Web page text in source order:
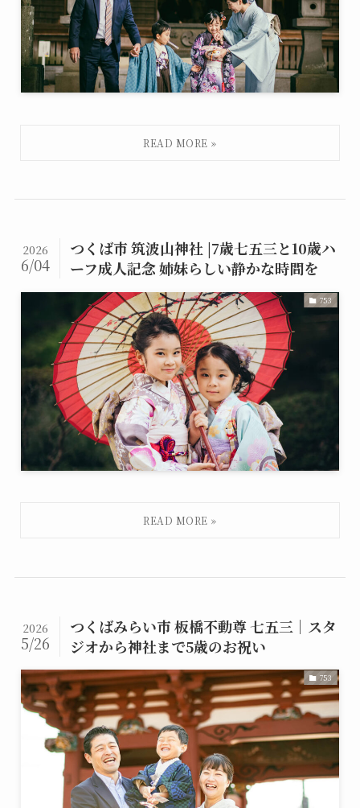
つくば市 筑波山神社 |7歳七五三と10歳ハ
ーフ成人記念 姉妹らしい静かな時間を
2026
6/04
753
つくばみらい市 板橋不動尊 七五三｜スタ
ジオから神社まで5歳のお祝い
2026
5/26
753